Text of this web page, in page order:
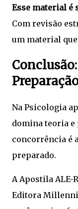
Esse material é
Com revisão
um material
Na Psicologia
domina teoria e
concorrência é
preparado.
A Apostila ALE-
Editora